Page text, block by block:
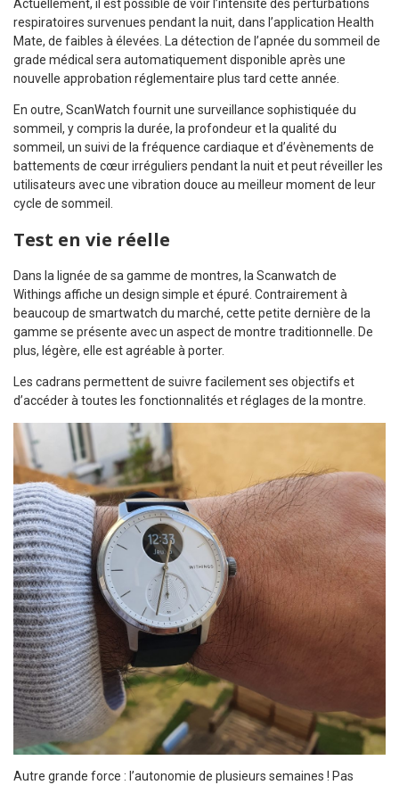
Actuellement, il est possible de voir l’intensité des perturbations
respiratoires survenues pendant la nuit, dans l’application Health
Mate, de faibles à élevées. La détection de l’apnée du sommeil de
grade médical sera automatiquement disponible après une
nouvelle approbation réglementaire plus tard cette année.
En outre, ScanWatch fournit une surveillance sophistiquée du
sommeil, y compris la durée, la profondeur et la qualité du
sommeil, un suivi de la fréquence cardiaque et d’évènements de
battements de cœur irréguliers pendant la nuit et peut réveiller les
utilisateurs avec une vibration douce au meilleur moment de leur
cycle de sommeil.
Test en vie réelle
Dans la lignée de sa gamme de montres, la Scanwatch de
Withings affiche un design simple et épuré. Contrairement à
beaucoup de smartwatch du marché, cette petite dernière de la
gamme se présente avec un aspect de montre traditionnelle. De
plus, légère, elle est agréable à porter.
Les cadrans permettent de suivre facilement ses objectifs et
d’accéder à toutes les fonctionnalités et réglages de la montre.
Autre grande force : l’autonomie de plusieurs semaines ! Pas